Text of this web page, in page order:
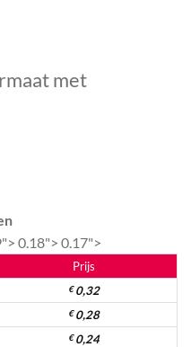
met
0.18"> 0.17">
Prijs
€0,32
€0,28
€0,24